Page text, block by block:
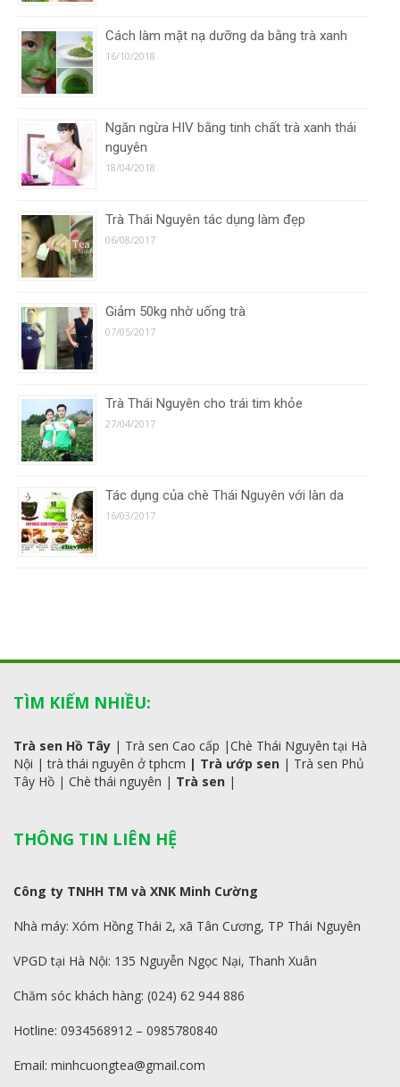
Cách làm mặt nạ dưỡng da bằng trà xanh
16/10/2018
Ngăn ngừa HIV bằng tinh chất trà xanh thái
nguyên
18/04/2018
Trà Thái Nguyên tác dụng làm đẹp
06/08/2017
Giảm 50kg nhờ uống trà
07/05/2017
Trà Thái Nguyên cho trái tim khỏe
27/04/2017
Tác dụng của chè Thái Nguyên với làn da
16/03/2017
TÌM KIẾM NHIỀU:
Trà sen Hồ Tây | Trà sen Cao cấp |Chè Thái Nguyên tại Hà
Nội |trà thái nguyên ở tphcm | Trà ướp sen | Trà sen Phủ
Tây Hồ | Chè thái nguyên | Trà sen |
THÔNG TIN LIÊN HỆ
Công ty TNHH TM và XNK Minh Cường
Nhà máy: Xóm Hồng Thái 2, xã Tân Cương, TP Thái Nguyên
VPGD tại Hà Nội: 135 Nguyễn Ngọc Nại, Thanh Xuân
Chăm sóc khách hàng: (024) 62 944 886
Hotline: 0934568912 – 0985780840
Email: minhcuongtea@gmail.com